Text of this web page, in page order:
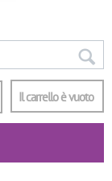
Il carrello è vuoto